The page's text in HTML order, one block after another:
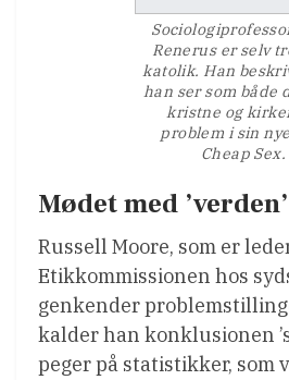
Renerus er selv
katolik. Han
han ser som både
kristne og
problem i sin
Cheap Sex.
Mødet med ’verden’
Russell Moore, som er
Etikkommissionen hos
genkender
kalder han konklusionen
peger på statistikker, som